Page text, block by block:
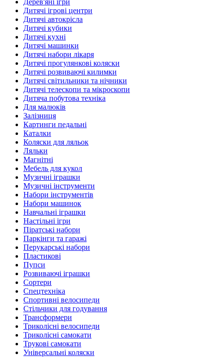
Дерев'яні ігри
Дитячі ігрові центри
Дитячі автокрісла
Дитячі кубики
Дитячі кухні
Дитячі машинки
Дитячі набори лікаря
Дитячі прогулянкові коляски
Дитячі розвиваючі килимки
Дитячі світильники та нічники
Дитячі телескопи та мікроскопи
Дитяча побутова техніка
Для малюків
Залізниця
Картинги педальні
Каталки
Коляски для ляльок
Ляльки
Магнітні
Мебель для кукол
Музичні іграшки
Музичні інструменти
Набори інструментів
Набори машинок
Навчальні іграшки
Настільні ігри
Піратські набори
Паркінги та гаражі
Перукарські набори
Пластикові
Пупси
Розвиваючі іграшки
Сортери
Спецтехніка
Спортивні велосипеди
Стільчики для годування
Трансформери
Триколісні велосипеди
Триколісні самокати
Трукові самокати
Універсальні коляски